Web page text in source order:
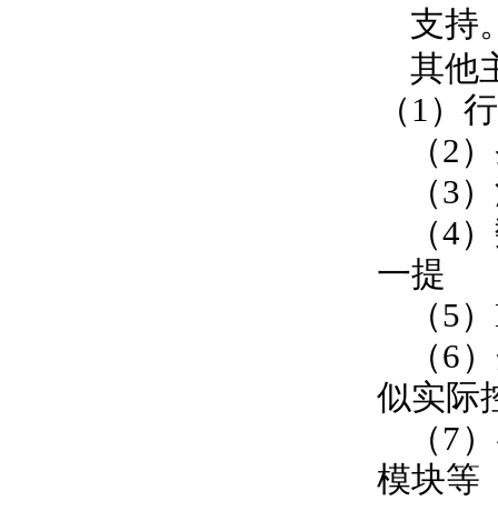
支持
其他
（ 1 ）
（2
（3
（4
一提
（5）
（6
似实际
（ 7
模块等